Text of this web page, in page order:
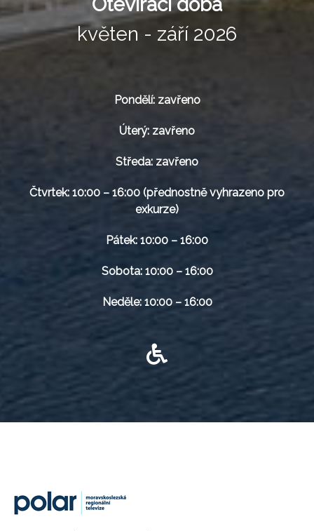
květen - září 2026
Pondělí: zavřeno
Úterý: zavřeno
Středa: zavřeno
Čtvrtek: 10:00 – 16:00 (přednostně vyhrazeno pro
exkurze)
Pátek: 10:00 – 16:00
Sobota: 10:00 – 16:00
Neděle: 10:00 – 16:00